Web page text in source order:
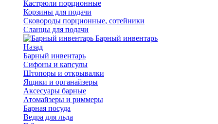
Кастрюли порционные
Корзины для подачи
Сковороды порционные, сотейники
Сланцы для подачи
Барный инвентарь
Назад
Барный инвентарь
Сифоны и капсулы
Штопоры и открывалки
Ящики и органайзеры
Аксесуары барные
Атомайзеры и риммеры
Барная посуда
Ведра для льда